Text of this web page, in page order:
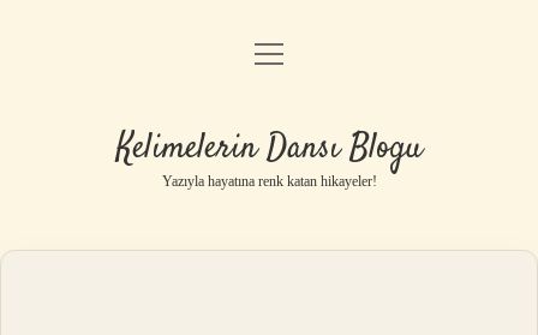
Anasayfa
Yasal Uyarı
menüyü
Kelimelerin Dansı Blogu
Yazıyla hayatına renk katan hikayeler!